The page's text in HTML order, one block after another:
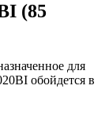
(85
для
обойдется в